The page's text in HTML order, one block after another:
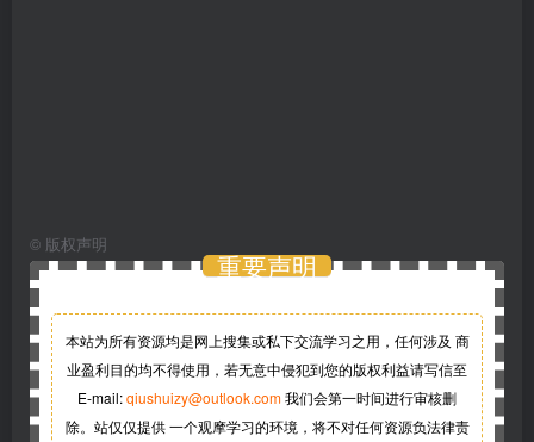
© 版权声明
重要声明
本站为所有资源均是网上搜集或私下交流学习之用，任何涉及 商
业盈利目的均不得使用，若无意中侵犯到您的版权利益请写信至
E-mail:qiushuizy@outlook.com我们会第一时间进行审核删
除。站仅仅提供 一个观摩学习的环境，将不对任何资源负法律责